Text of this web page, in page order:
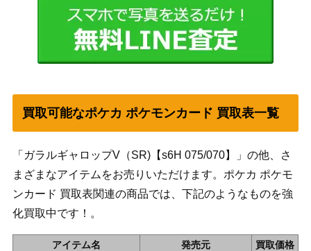
買取可能なポケカ ポケモンカード 買取表一覧
「ガラルギャロップV（SR)【s6H 075/070】」の他、さ
まざまなアイテムをお売りいただけます。ポケカ ポケモ
ンカード 買取表関連の商品では、下記のようなものを強
化買取中です！。
アイテム名 発売元
買取価格